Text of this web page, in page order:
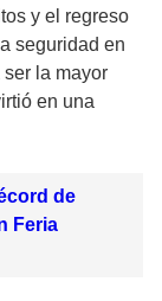
y el regreso
seguridad en
ser la mayor
en una
de
Feria